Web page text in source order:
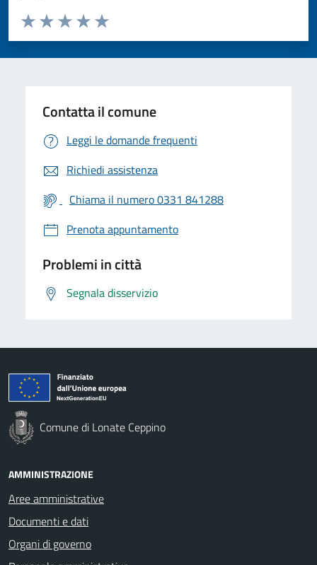
Valuta da 1 a 5 stelle la pagina
Valuta 5 stelle su 5
Valuta 4 stelle su 5
Valuta 3 stelle su 5
Valuta 2 stelle su 5
Valuta 1 stelle su 5
Contatta il comune
Leggi le domande frequenti
Richiedi assistenza
Chiama il numero 0331 841288
Prenota appuntamento
Problemi in città
Segnala disservizio
Comune di Lonate Ceppino
AMMINISTRAZIONE
Aree amministrative
Documenti e dati
Organi di governo